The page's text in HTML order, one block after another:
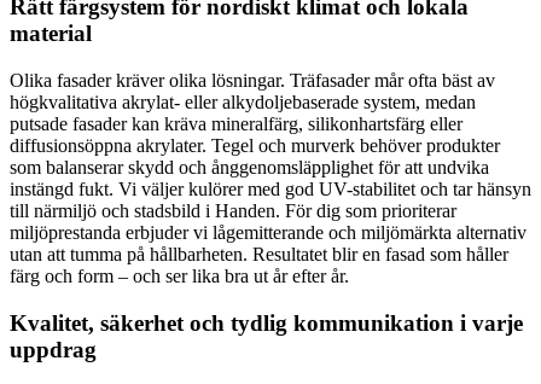
Rätt färgsystem för nordiskt klimat och lokala
material
Olika fasader kräver olika lösningar. Träfasader mår ofta bäst av
högkvalitativa akrylat- eller alkydoljebaserade system, medan
putsade fasader kan kräva mineralfärg, silikonhartsfärg eller
diffusionsöppna akrylater. Tegel och murverk behöver produkter
som balanserar skydd och ånggenomsläpplighet för att undvika
instängd fukt. Vi väljer kulörer med god UV-stabilitet och tar hänsyn
till närmiljö och stadsbild i Handen. För dig som prioriterar
miljöprestanda erbjuder vi lågemitterande och miljömärkta alternativ
utan att tumma på hållbarheten. Resultatet blir en fasad som håller
färg och form – och ser lika bra ut år efter år.
Kvalitet, säkerhet och tydlig kommunikation i varje
uppdrag